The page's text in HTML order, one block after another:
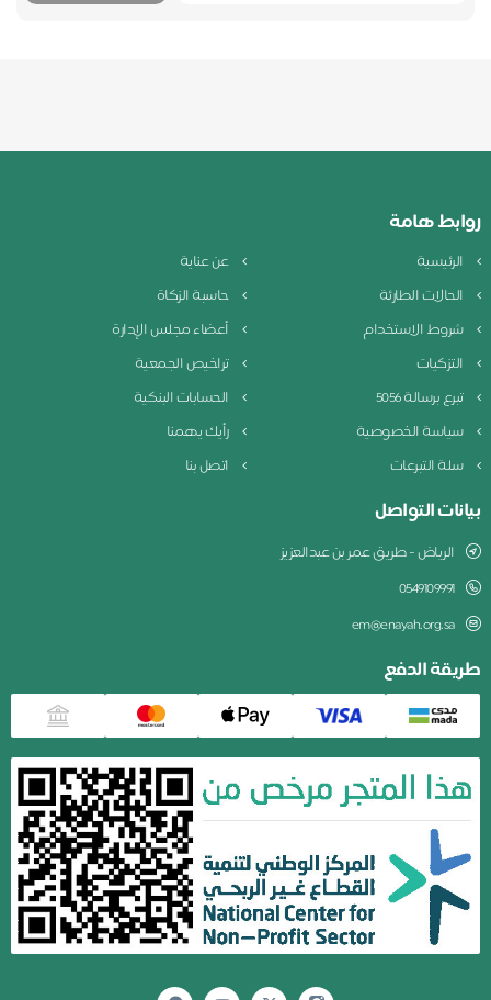
روابط هامة
الرئيسية
عن عناية
الحالات الطارئة
حاسبة الزكاة
شروط الاستخدام
أعضاء مجلس الإدارة
التزكيات
تراخيص الجمعية
تبرع برسالة 5056
الحسابات البنكية
سياسة الخصوصية
رأيك يهمنا
سلة التبرعات
اتصل بنا
بيانات التواصل
الرياض - طريق عمر بن عبدالعزيز
0549109991
em@enayah.org.sa
طريقة الدفع